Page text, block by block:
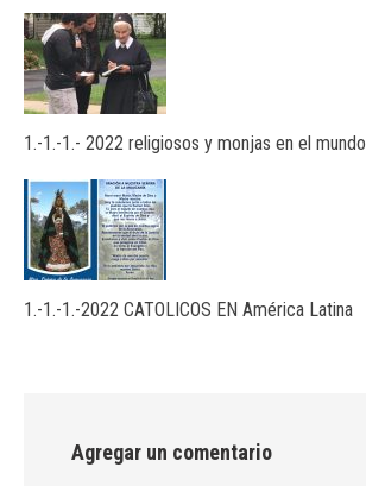
1.-1.-1.- 2022 religiosos y monjas en el mundo
1.-1.-1.-2022 CATOLICOS EN América Latina
Agregar un comentario